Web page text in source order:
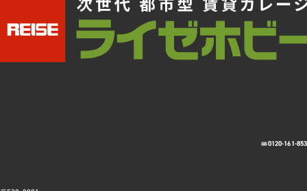
0120-161-853